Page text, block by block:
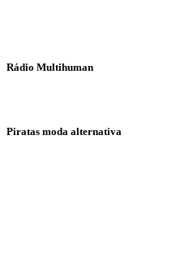
Rádio Multihuman
Piratas moda alternativa